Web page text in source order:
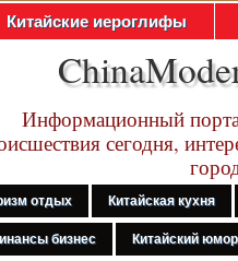
Китайские иероглифы
Информационный
сегодня,
отдых Китайская кухня
бизнес Китайский юмор